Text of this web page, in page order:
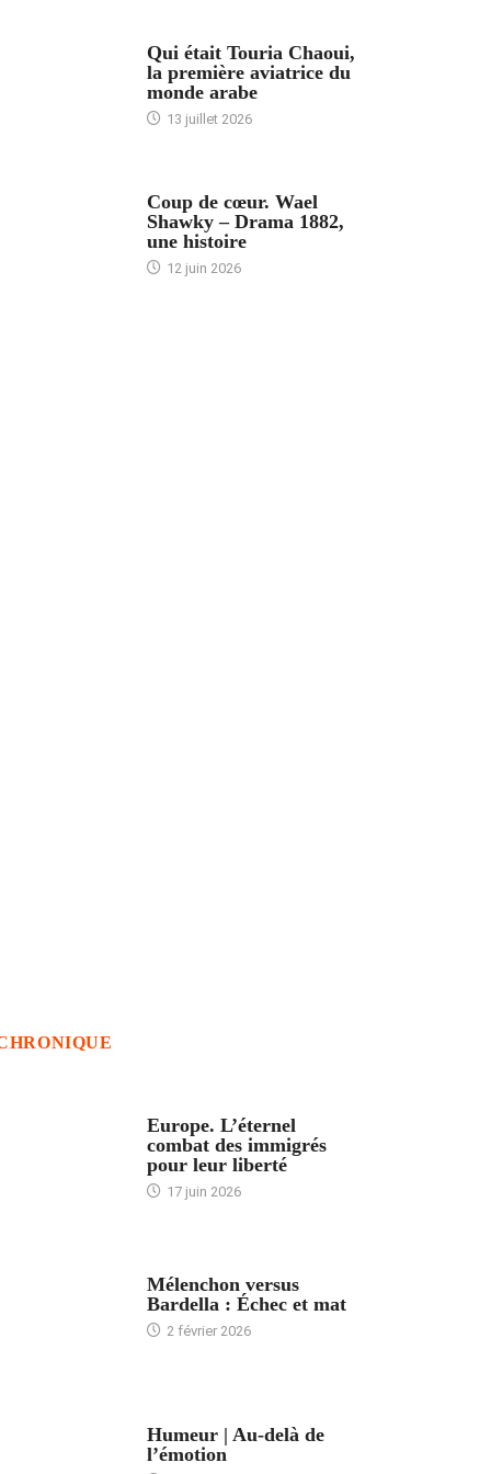
Qui était Touria Chaoui,
la première aviatrice du
monde arabe
13 juillet 2026
Coup de cœur. Wael
Shawky – Drama 1882,
une histoire
12 juin 2026
Europe. L’éternel
combat des immigrés
pour leur liberté
17 juin 2026
Mélenchon versus
Bardella : Échec et mat
2 février 2026
Humeur | Au-delà de
l’émotion